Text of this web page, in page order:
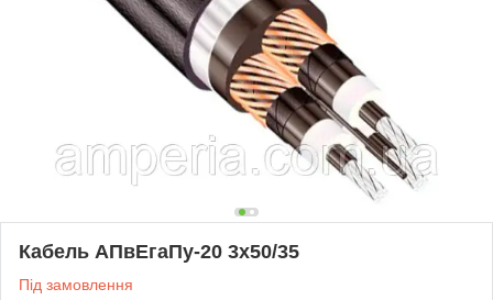
Кабель АПвЕгаПу‑20 3х50/35
Під замовлення